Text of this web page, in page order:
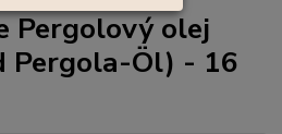
Pergolový olej
Pergola-Öl) - 16